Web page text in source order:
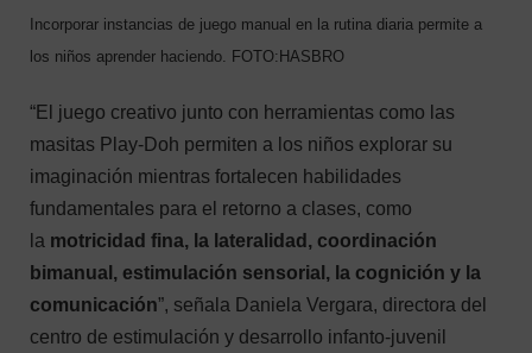
Incorporar instancias de juego manual en la rutina diaria permite a
los niños aprender haciendo. FOTO:HASBRO
“El juego creativo junto con herramientas como las
masitas Play-Doh permiten a los niños explorar su
imaginación mientras fortalecen habilidades
fundamentales para el retorno a clases, como
la motricidad fina, la lateralidad, coordinación
bimanual, estimulación sensorial, la cognición y la
comunicación”, señala Daniela Vergara, directora del
centro de estimulación y desarrollo infanto-juvenil